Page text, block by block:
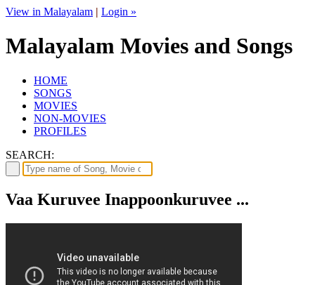
View in Malayalam | Login »
Malayalam Movies and Songs
HOME
SONGS
MOVIES
NON-MOVIES
PROFILES
SEARCH:
Vaa Kuruvee Inappoonkuruvee ...